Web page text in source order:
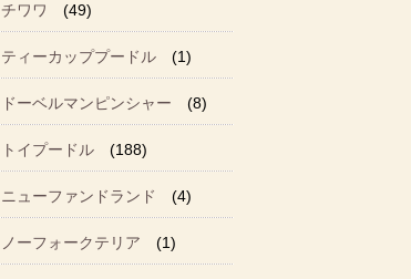
チワワ (49)
ティーカッププードル (1)
ドーベルマンピンシャー (8)
トイプードル (188)
ニューファンドランド (4)
ノーフォークテリア (1)